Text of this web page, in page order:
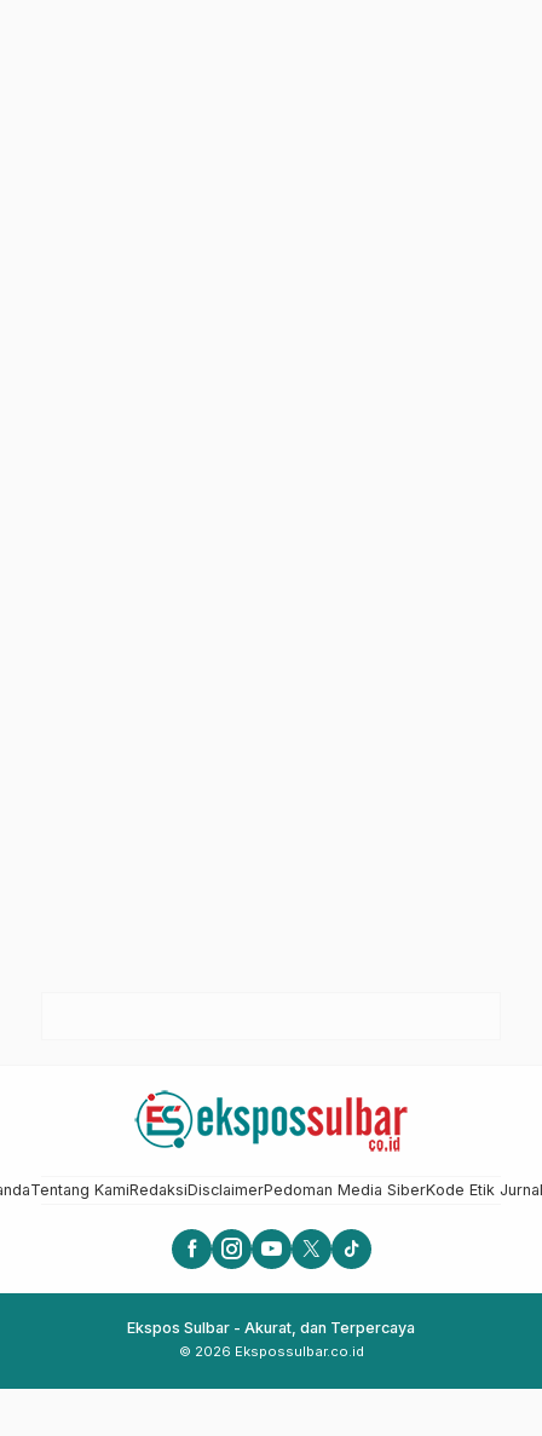
Tentang KamiRedaksiDisclaimerPedoman Media SiberKode Etik
Ekspos Sulbar - Akurat, dan Terpercaya
© 2026 Ekspossulbar.co.id